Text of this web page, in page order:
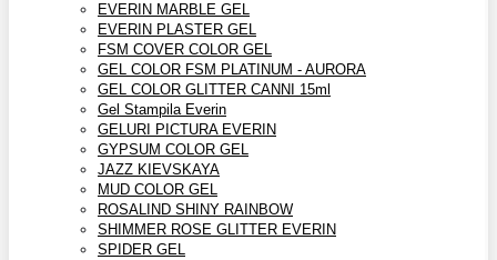
EVERIN MARBLE GEL
EVERIN PLASTER GEL
FSM COVER COLOR GEL
GEL COLOR FSM PLATINUM - AURORA
GEL COLOR GLITTER CANNI 15ml
Gel Stampila Everin
GELURI PICTURA EVERIN
GYPSUM COLOR GEL
JAZZ KIEVSKAYA
MUD COLOR GEL
ROSALIND SHINY RAINBOW
SHIMMER ROSE GLITTER EVERIN
SPIDER GEL